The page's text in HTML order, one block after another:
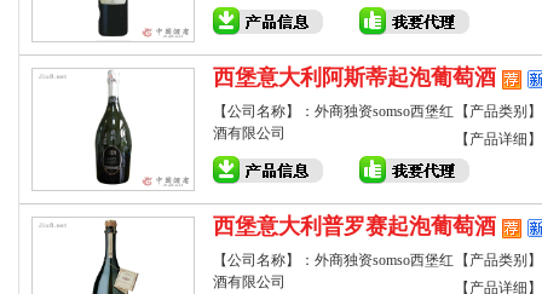
西堡意大利阿斯蒂起泡葡萄酒
【公司名称】：外商独资somso西堡红
酒有限公司
【产品类别
【产品详细
西堡意大利普罗赛起泡葡萄酒
【公司名称】：外商独资somso西堡红
酒有限公司
【产品类别
【产品详细